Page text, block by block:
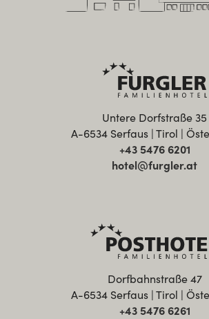
Untere Dorfstraße 35
A-6534 Serfaus | Tirol |
+43 5476 6201
hotel@furgler.at
Dorfbahnstraße 47
A-6534 Serfaus | Tirol |
+43 5476 6261